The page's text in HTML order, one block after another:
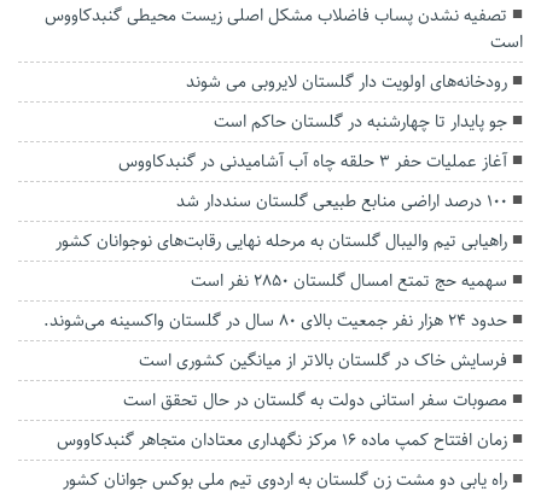
تصفیه نشدن پساب فاضلاب مشکل اصلی زیست محیطی گنبدکاووس
است
رودخانه‌های اولویت دار گلستان لایروبی می شوند
جو پایدار تا چهارشنبه در گلستان حاکم است
آغاز عملیات حفر ۳ حلقه چاه آب آشامیدنی در گنبدکاووس
۱۰۰ درصد اراضی منابع طبیعی گلستان سنددار شد
راهیابی تیم والیبال گلستان به مرحله نهایی رقابت‌های نوجوانان کشور
سهمیه حج تمتع امسال گلستان ۲۸۵۰ نفر است
حدود ۲۴ هزار نفر جمعیت بالای ۸۰ سال در گلستان واکسینه می‌شوند.
فرسایش خاک در گلستان بالاتر از میانگین کشوری است
مصوبات سفر استانی دولت به گلستان در حال تحقق است
زمان افتتاح کمپ ماده 16 مرکز نگهداری معتادان متجاهر گنبدکاووس
راه یابی دو مشت زن گلستان به اردوی تیم ملی بوکس جوانان کشور